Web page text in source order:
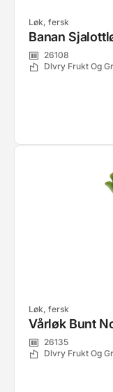
Løk, fersk
Banan
26108
Dlvry Frukt Og
Løk, fersk
Vårløk Bunt
26135
Dlvry Frukt Og